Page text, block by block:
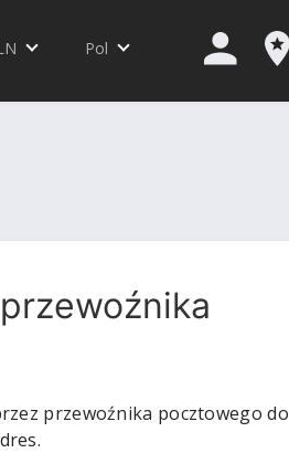
Pol
przewoźnika pocztowego do